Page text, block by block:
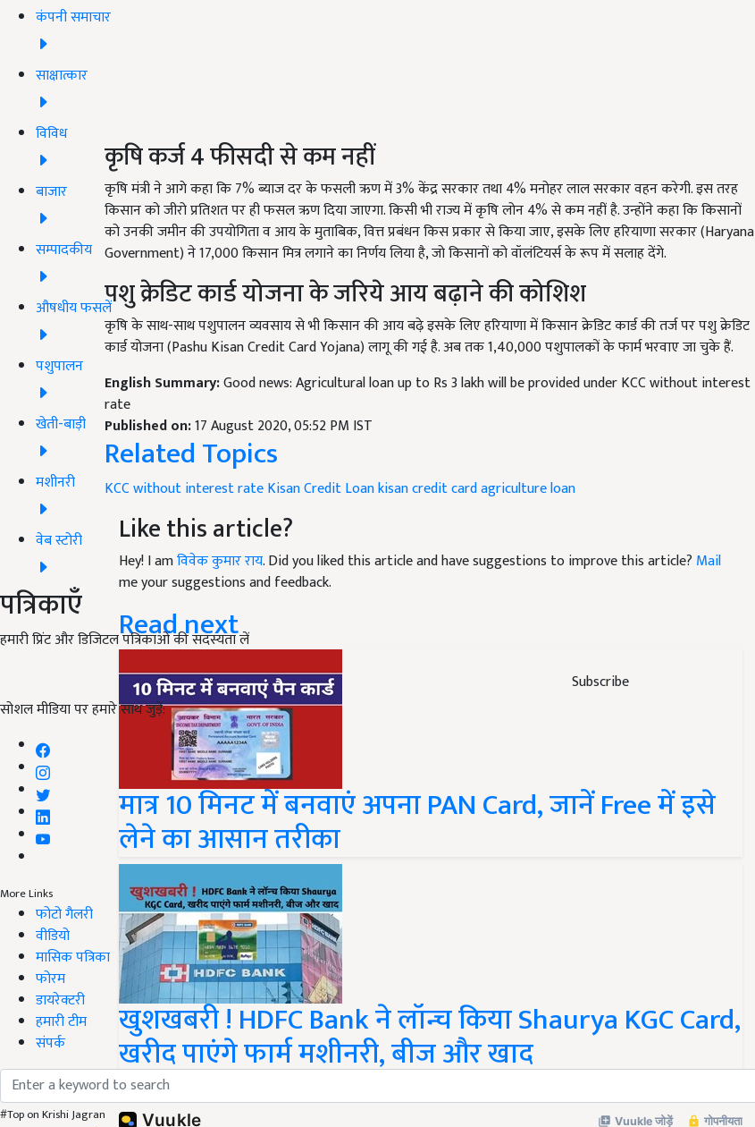
कंपनी समाचार
साक्षात्कार
विविध
बाजार
सम्पादकीय
औषधीय फसलें
पशुपालन
खेती-बाड़ी
मशीनरी
वेब स्टोरी
पत्रिकाएँ
हमारी प्रिंट और डिजिटल पत्रिकाओं की सदस्यता लें
Subscribe
सोशल मीडिया पर हमारे साथ जुड़ें:
More Links
फोटो गैलरी
वीडियो
मासिक पत्रिका
फोरम
डायरेक्टरी
हमारी टीम
संपर्क
#Top on Krishi Jagran
कृषि कर्ज 4 फीसदी से कम नहीं
कृषि मंत्री ने आगे कहा कि 7% ब्याज दर के फसली ऋण में 3% केंद्र सरकार तथा 4% मनोहर लाल सरकार वहन करेगी. इस तरह
किसान को जीरो प्रतिशत पर ही फसल ऋण दिया जाएगा. किसी भी राज्य में कृषि लोन 4% से कम नहीं है. उन्होंने कहा कि किसानों
को उनकी जमीन की उपयोगिता व आय के मुताबिक, वित्त प्रबंधन किस प्रकार से किया जाए, इसके लिए हरियाणा सरकार (Haryana
Government) ने 17,000 किसान मित्र लगाने का निर्णय लिया है, जो किसानों को वॉलंटियर्स के रूप में सलाह देंगे.
पशु क्रेडिट कार्ड योजना के जरिये आय बढ़ाने की कोशिश
कृषि के साथ-साथ पशुपालन व्यवसाय से भी किसान की आय बढ़े इसके लिए हरियाणा में किसान क्रेडिट कार्ड की तर्ज पर पशु क्रेडिट
कार्ड योजना (Pashu Kisan Credit Card Yojana) लागू की गई है. अब तक 1,40,000 पशुपालकों के फार्म भरवाए जा चुके हैं.
English Summary:Good news: Agricultural loan up to Rs 3 lakh will be provided under KCC without interest
rate
Published on:17 August 2020, 05:52 PM IST
Related Topics
KCC without interest rateKisan Credit Loankisan credit cardagriculture loan
Like this article?
Hey! I amविवेक कुमार राय. Did you liked this article and have suggestions to improve this article? Mail
me your suggestions and feedback.
Read next
मात्र 10 मिनट में बनवाएं अपना PAN Card, जानें Free में इसे
लेने का आसान तरीका
खुशखबरी ! HDFC Bank ने लॉन्च किया Shaurya KGC Card,
खरीद पाएंगे फार्म मशीनरी, बीज और खाद
Share your comments